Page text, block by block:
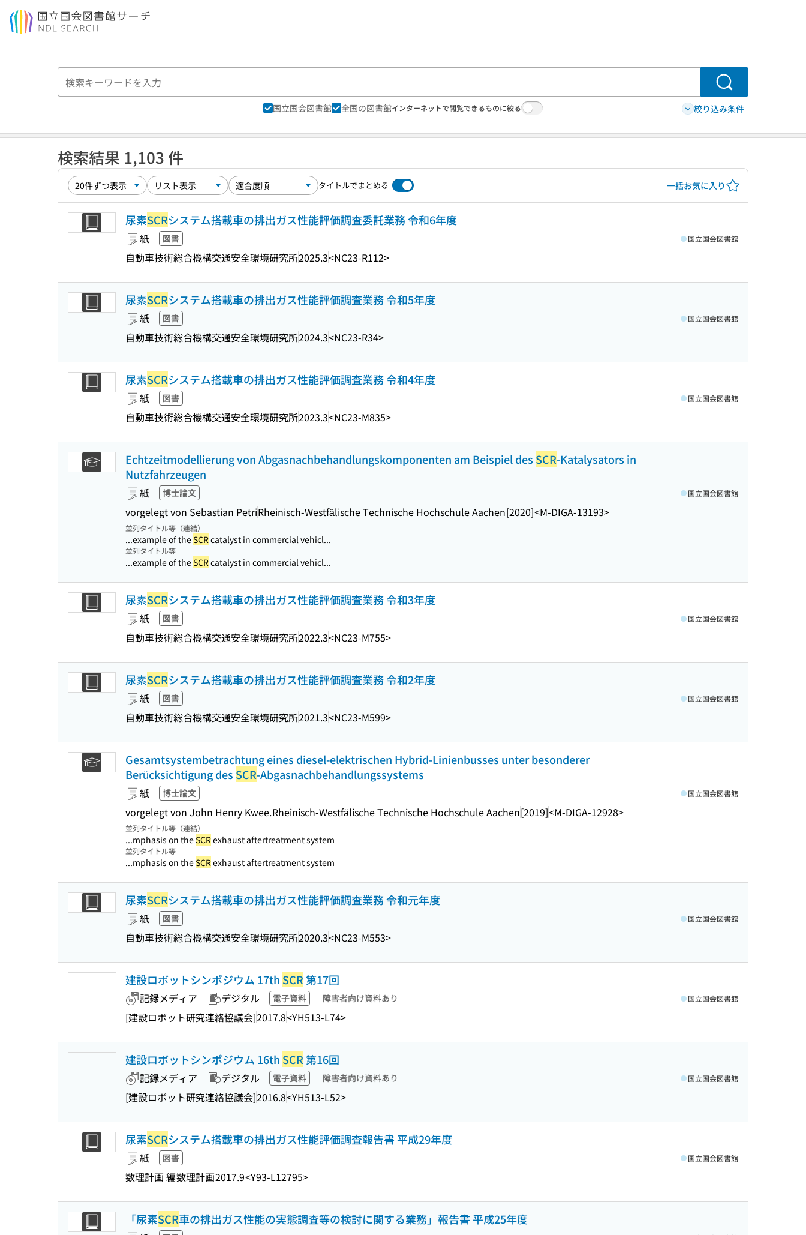
本文へ移動
検索
国立国会図書館 全国の図書館インターネットで閲覧できるものに絞る 絞り込み条件
検索結果 1,103 件
タイトルでまとめる 一括お気に入り
尿素SCRシステム搭載車の排出ガス性能評価調査委託業務 令和6年度
紙 図書
自動車技術総合機構交通安全環境研究所2025.3<NC23-R112>
国立国会図書館
尿素SCRシステム搭載車の排出ガス性能評価調査業務 令和5年度
紙 図書
自動車技術総合機構交通安全環境研究所2024.3<NC23-R34>
国立国会図書館
尿素SCRシステム搭載車の排出ガス性能評価調査業務 令和4年度
紙 図書
自動車技術総合機構交通安全環境研究所2023.3<NC23-M835>
国立国会図書館
Echtzeitmodellierung von Abgasnachbehandlungskomponenten am Beispiel des SCR-Katalysators in
Nutzfahrzeugen
紙 博士論文
vorgelegt von Sebastian PetriRheinisch-Westfälische Technische Hochschule Aachen[2020]<M-DIGA-13193>
国立国会図書館
並列タイトル等（連結）
...example of theSCRcatalyst in commercial vehicl...
並列タイトル等
...example of theSCRcatalyst in commercial vehicl...
尿素SCRシステム搭載車の排出ガス性能評価調査業務 令和3年度
紙 図書
自動車技術総合機構交通安全環境研究所2022.3<NC23-M755>
国立国会図書館
尿素SCRシステム搭載車の排出ガス性能評価調査業務 令和2年度
紙 図書
自動車技術総合機構交通安全環境研究所2021.3<NC23-M599>
国立国会図書館
Gesamtsystembetrachtung eines diesel-elektrischen Hybrid-Linienbusses unter besonderer
Berücksichtigung des SCR-Abgasnachbehandlungssystems
紙 博士論文
vorgelegt von John Henry Kwee.Rheinisch-Westfälische Technische Hochschule Aachen[2019]<M-DIGA-12928>
国立国会図書館
並列タイトル等（連結）
...mphasis on theSCRexhaust aftertreatment system
並列タイトル等
...mphasis on theSCRexhaust aftertreatment system
尿素SCRシステム搭載車の排出ガス性能評価調査業務 令和元年度
紙 図書
自動車技術総合機構交通安全環境研究所2020.3<NC23-M553>
国立国会図書館
建設ロボットシンポジウム 17th SCR第17回
記録メディア デジタル 電子資料 障害者向け資料あり
[建設ロボット研究連絡協議会]2017.8<YH513-L74>
国立国会図書館
建設ロボットシンポジウム 16th SCR第16回
記録メディア デジタル 電子資料 障害者向け資料あり
[建設ロボット研究連絡協議会]2016.8<YH513-L52>
国立国会図書館
尿素SCRシステム搭載車の排出ガス性能評価調査報告書 平成29年度
紙 図書
数理計画 編数理計画2017.9<Y93-L12795>
国立国会図書館
「尿素SCR車の排出ガス性能の実態調査等の検討に関する業務」報告書 平成25年度